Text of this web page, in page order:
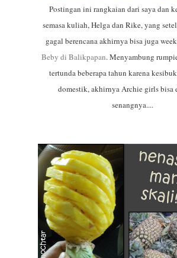
Postingan ini rangkaian dari saya dan
semasa kuliah, Helga dan Rike, yang
gagal berencana akhirnya bisa juga
Beby di Balikpapan. Menyambung
tertunda beberapa tahun karena
domestik, akhirnya Archie girls bisa
senangnya....